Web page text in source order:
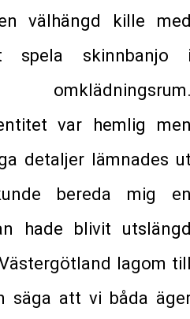
välhängd kille
spela skinnbanjo
var hemlig
detaljer lämnades
bereda mig
hade blivit
lagom
säga att vi båda